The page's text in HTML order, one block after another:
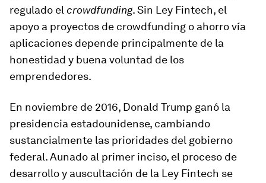
regulado el crowdfunding. Sin Ley Fintech, el
apoyo a proyectos de crowdfunding o ahorro vía
aplicaciones depende principalmente de la
honestidad y buena voluntad de los
emprendedores.
En noviembre de 2016, Donald Trump ganó la
presidencia estadounidense, cambiando
sustancialmente las prioridades del gobierno
federal. Aunado al primer inciso, el proceso de
desarrollo y auscultación de la Ley Fintech se